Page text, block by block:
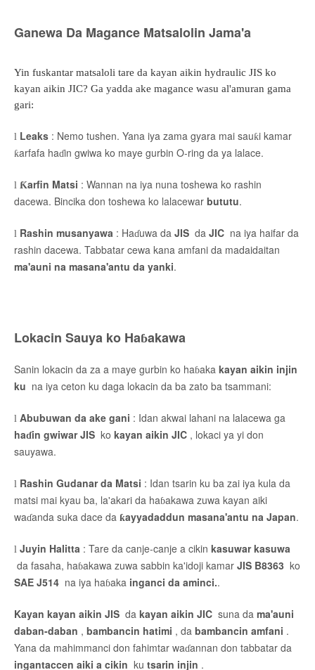
Ganewa Da Magance Matsalolin Jama'a
Yin fuskantar matsaloli tare da kayan aikin hydraulic JIS ko
kayan aikin JIC? Ga yadda ake magance wasu al'amuran gama
gari:
l Leaks : Nemo tushen. Yana iya zama gyara mai sauƙi kamar
ƙarfafa haɗin gwiwa ko maye gurbin O-ring da ya lalace.
l Ƙarfin Matsi : Wannan na iya nuna toshewa ko rashin
dacewa. Bincika don toshewa ko lalacewar bututu.
l Rashin musanyawa : Haɗuwa da JIS da JIC na iya haifar da
rashin dacewa. Tabbatar cewa kana amfani da madaidaitan
ma'auni na masana'antu da yanki.
Lokacin Sauya ko Haɓakawa
Sanin lokacin da za a maye gurbin ko haɓaka kayan aikin injin
ku na iya ceton ku daga lokacin da ba zato ba tsammani:
l Abubuwan da ake gani : Idan akwai lahani na lalacewa ga
haɗin gwiwar JIS ko kayan aikin JIC , lokaci ya yi don
sauyawa.
l Rashin Gudanar da Matsi : Idan tsarin ku ba zai iya kula da
matsi mai kyau ba, la'akari da haɓakawa zuwa kayan aiki
waɗanda suka dace da ƙayyadaddun masana'antu na Japan.
l Juyin Halitta : Tare da canje-canje a cikin kasuwar kasuwa
da fasaha, haɓakawa zuwa sabbin ka'idoji kamar JIS B8363 ko
SAE J514 na iya haɓaka inganci da aminci..
Kayan kayan aikin JIS da kayan aikin JIC suna da ma'auni
daban-daban , bambancin hatimi , da bambancin amfani .
Yana da mahimmanci don fahimtar waɗannan don tabbatar da
ingantaccen aiki a cikin ku tsarin injin .